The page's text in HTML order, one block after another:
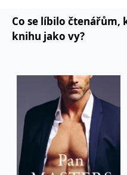
Co se líbilo
knihu jako vy?